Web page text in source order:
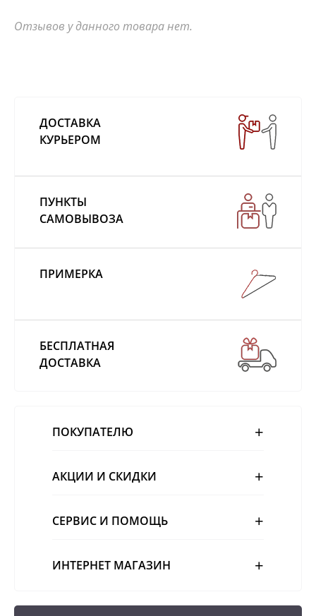
Отзывов у данного товара нет.
ДОСТАВКА
КУРЬЕРОМ
ПУНКТЫ
САМОВЫВОЗА
ПРИМЕРКА
БЕСПЛАТНАЯ
ДОСТАВКА
ПОКУПАТЕЛЮ
АКЦИИ И СКИДКИ
СЕРВИС И ПОМОЩЬ
ИНТЕРНЕТ МАГАЗИН